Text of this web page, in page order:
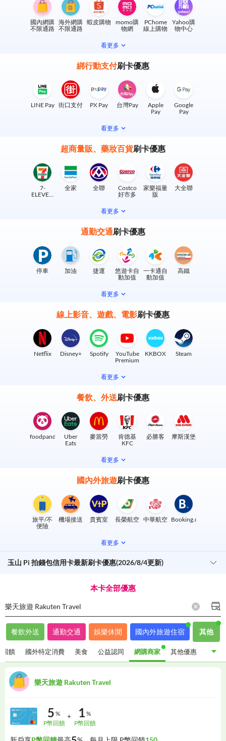
國內網購
不限通路
海外網購
不限通路
蝦皮購物
momo購
物網
PChome
線上購物
Yahoo購
物中心
看更多
綁行動支付刷卡優惠
LINE Pay 街口支付 PX Pay 台灣Pay
Apple
Pay
Google
Pay
看更多
超商量販、藥妝百貨刷卡優惠
7-
ELEVEN
全家 全聯
Costco
好市多
家樂福量
販
大全聯
看更多
通勤交通刷卡優惠
停車 加油 捷運
悠遊卡自
動加值
一卡通自
動加值
高鐵
看更多
線上影音、遊戲、電影刷卡優惠
Netflix Disney+ Spotify
YouTube
Premium
KKBOX Steam
看更多
餐飲、外送刷卡優惠
foodpanda
Uber
Eats
麥當勞
肯德基
KFC
必勝客 摩斯漢堡
看更多
國內外旅遊刷卡優惠
旅平/不
便險
機場接送 貴賓室 長榮航空 中華航空 Booking.com
看更多
玉山 Pi 拍錢包信用卡最新刷卡優惠(2026/8/4更新)
本卡全部優惠
樂天旅遊 Rakuten Travel
餐飲外送 通勤交通 娛樂休閒 國內外旅遊住宿 其他
指定通路現金回饋
網購商家
回饋 國外特定消費 美食 公益認同 網購商家 其他優惠
樂天旅遊 Rakuten Travel
5 %
P幣回饋
+ 1 %
P幣回饋